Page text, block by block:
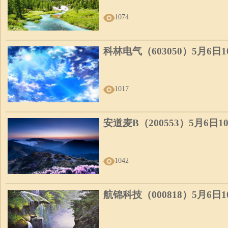
1074
科林电气（603050）5月6日
1017
安道麦B（200553）5月6日
1042
航锦科技（000818）5月6日